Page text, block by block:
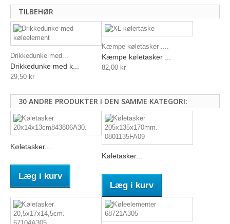
TILBEHØR
Drikkedunke med...
Drikkedunke med k...
29,50 kr
Kæmpe køletasker ....
Kæmpe køletasker ...
82,00 kr
30 ANDRE PRODUKTER I DEN SAMME KATEGORI:
Køletasker...
Læg i kurv
Køletasker...
Læg i kurv